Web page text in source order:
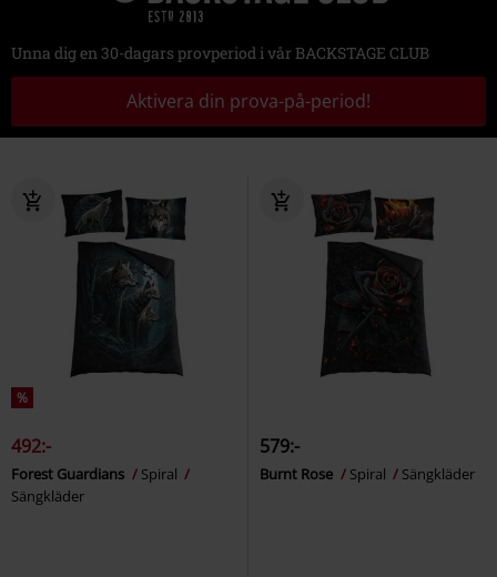
Unna dig en 30-dagars provperiod i vår BACKSTAGE CLUB
Aktivera din prova-på-period!
%
492:-
Forest Guardians
Spiral
Sängkläder
579:-
Burnt Rose Spiral Sängkläder